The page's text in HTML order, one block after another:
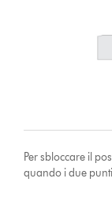
Per sbloccare il
quando i due